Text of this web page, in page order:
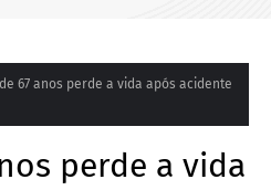
67 anos perde a vida após acidente
perde a vida